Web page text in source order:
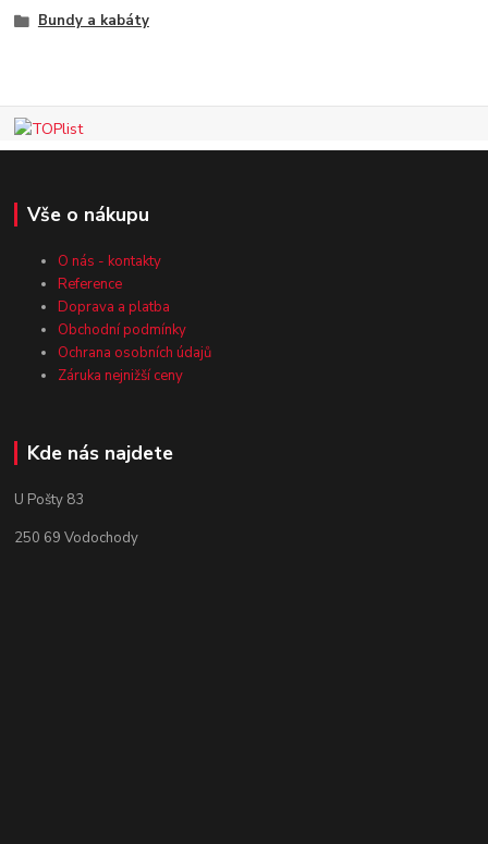
Bundy a kabáty
Vše o nákupu
O nás - kontakty
Reference
Doprava a platba
Obchodní podmínky
Ochrana osobních údajů
Záruka nejnižší ceny
Kde nás najdete
U Pošty 83
250 69 Vodochody